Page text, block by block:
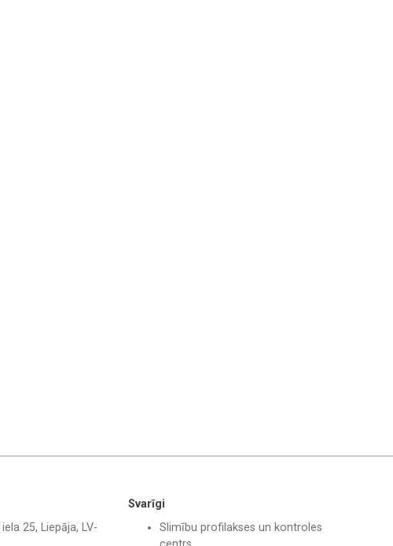
25, Liepāja, LV-
Svarīgi
Slimību profilakses un kontroles